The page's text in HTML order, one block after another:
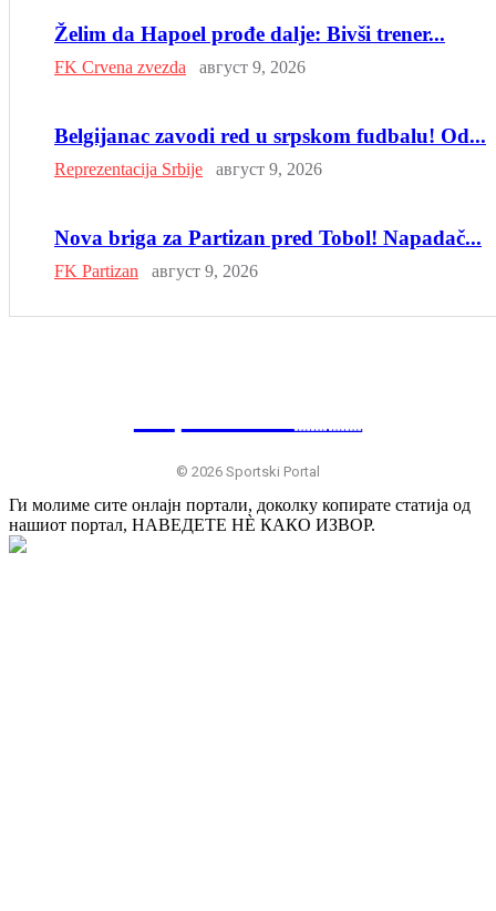
Želim da Hapoel prođe dalje: Bivši trener...
FK Crvena zvezda август 9, 2026
Belgijanac zavodi red u srpskom fudbalu! Od...
Reprezentacija Srbije август 9, 2026
Nova briga za Partizan pred Tobol! Napadač...
FK Partizan август 9, 2026
© 2026 Sportski Portal
Ги молиме сите онлајн портали, доколку копирате статија од
нашиот портал, НАВЕДЕТЕ НÈ КАКО ИЗВОР.